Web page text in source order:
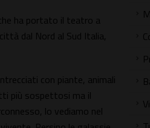
ha portato il teatro a
dal Nord al Sud Italia,
con piante, animali
più sospettosi ma il
lo vediamo nel